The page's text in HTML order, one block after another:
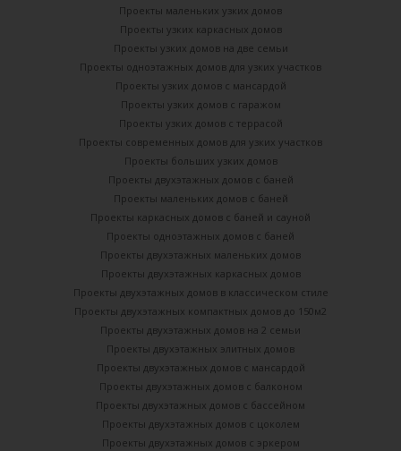
Проекты маленьких узких домов
Проекты узких каркасных домов
Проекты узких домов на две семьи
Проекты одноэтажных домов для узких участков
Проекты узких домов с мансардой
Проекты узких домов с гаражом
Проекты узких домов с террасой
Проекты современных домов для узких участков
Проекты больших узких домов
Проекты двухэтажных домов с баней
Проекты маленьких домов с баней
Проекты каркасных домов c баней и сауной
Проекты одноэтажных домов с баней
Проекты двухэтажных маленьких домов
Проекты двухэтажных каркасных домов
Проекты двухэтажных домов в классическом стиле
Проекты двухэтажных компактных домов до 150м2
Проекты двухэтажных домов на 2 семьи
Проекты двухэтажных элитных домов
Проекты двухэтажных домов с мансардой
Проекты двухэтажных домов с балконом
Проекты двухэтажных домов с бассейном
Проекты двухэтажных домов с цоколем
Проекты двухэтажных домов с эркером